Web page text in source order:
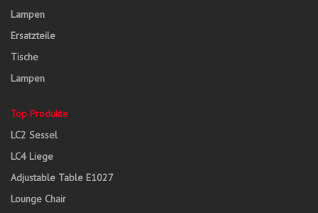
Lampen
Ersatzteile
Tische
Lampen
Top Produkte
LC2 Sessel
LC4 Liege
Adjustable Table E1027
Lounge Chair